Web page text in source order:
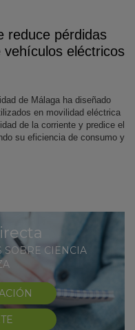
reduce pérdidas
eléctricos
de Málaga ha diseñado
en movilidad eléctrica
de la corriente y predice el
su eficiencia de consumo y
SOBRE CIENCIA